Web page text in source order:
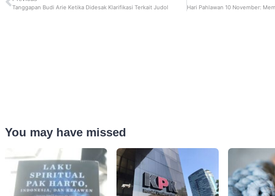
Tanggapan Budi Arie Ketika Didesak Klarifikasi Terkait Judol
You may have missed